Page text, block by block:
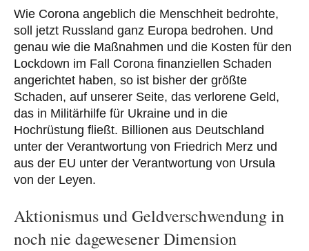
Wie Corona angeblich die Menschheit bedrohte,
soll jetzt Russland ganz Europa bedrohen. Und
genau wie die Maßnahmen und die Kosten für den
Lockdown im Fall Corona finanziellen Schaden
angerichtet haben, so ist bisher der größte
Schaden, auf unserer Seite, das verlorene Geld,
das in Militärhilfe für Ukraine und in die
Hochrüstung fließt. Billionen aus Deutschland
unter der Verantwortung von Friedrich Merz und
aus der EU unter der Verantwortung von Ursula
von der Leyen.
Aktionismus und Geldverschwendung in
noch nie dagewesener Dimension